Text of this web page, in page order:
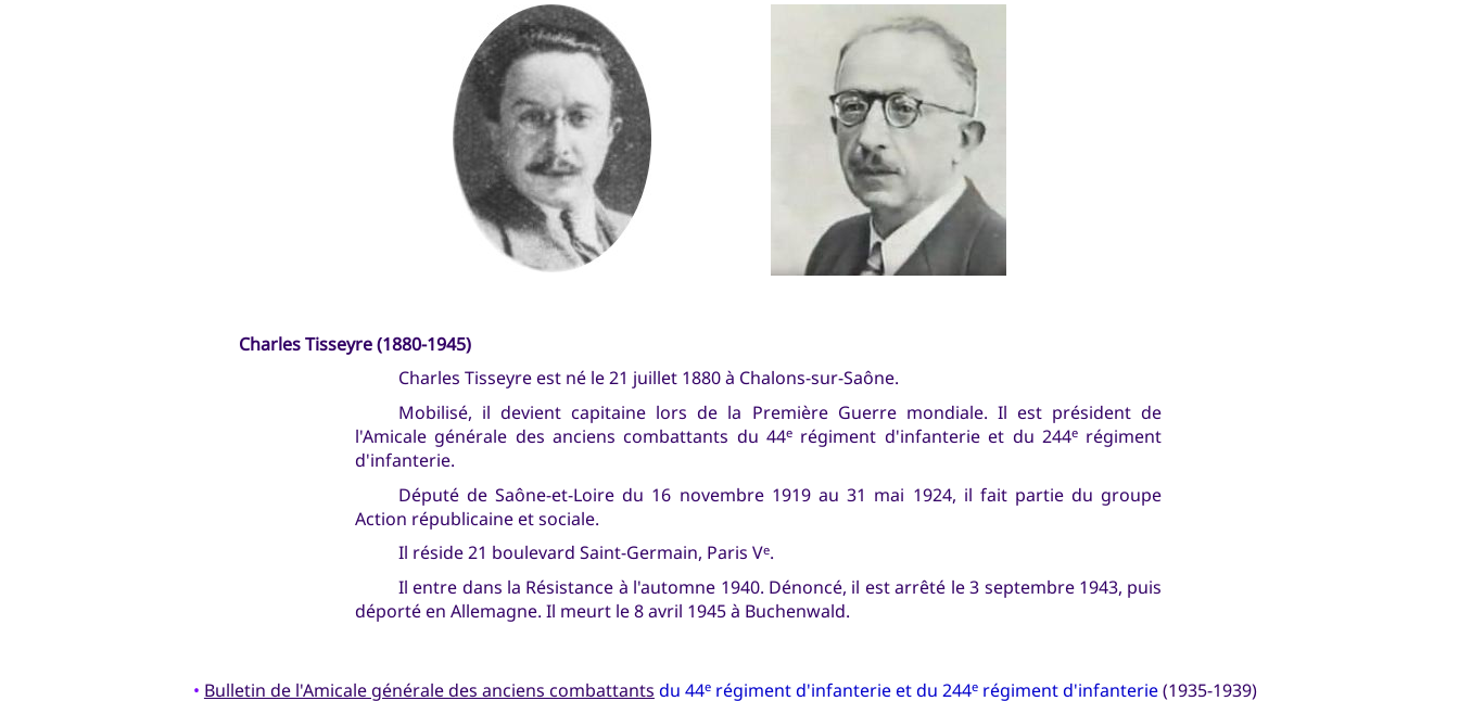
Charles Tisseyre (1880-1945)
Charles Tisseyre est né le 21 juillet 1880 à Chalons-sur-Saône.
Mobilisé, il devient capitaine lors de la Première Guerre mondiale. Il est président de
l'Amicale générale des anciens combattants du 44e régiment d'infanterie et du 244e régiment
d'infanterie.
Député de Saône-et-Loire du 16 novembre 1919 au 31 mai 1924, il fait partie du groupe
Action républicaine et sociale.
Il réside 21 boulevard Saint-Germain, Paris Ve.
Il entre dans la Résistance à l'automne 1940. Dénoncé, il est arrêté le 3 septembre 1943, puis
déporté en Allemagne. Il meurt le 8 avril 1945 à Buchenwald.
• Bulletin de l'Amicale générale des anciens combattants du 44erégiment d'infanterie et du 244erégiment d'infanterie(1935-1939)